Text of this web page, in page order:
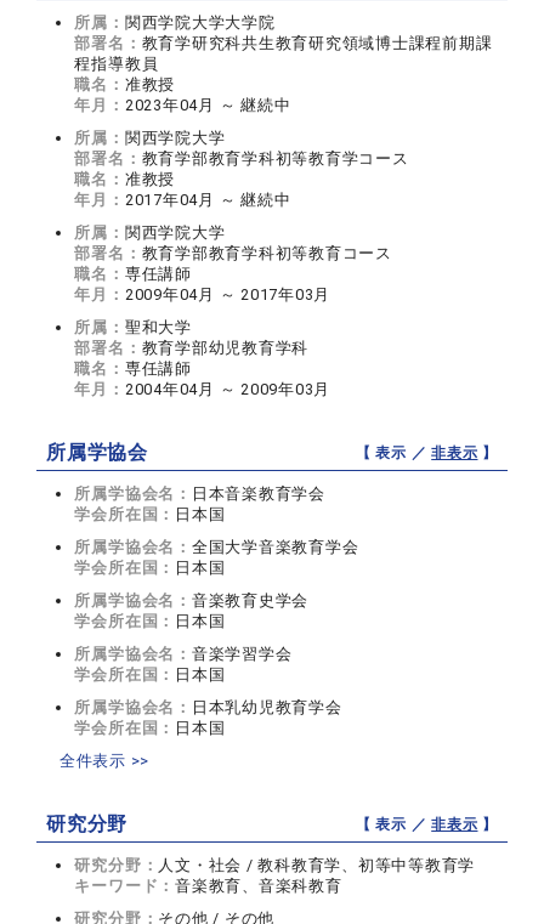
所属： 関西学院大学大学院
部署名： 教育学研究科共生教育研究領域博士課程前期課
程指導教員
職名： 准教授
年月： 2023年04月 ～ 継続中
所属： 関西学院大学
部署名： 教育学部教育学科初等教育学コース
職名： 准教授
年月： 2017年04月 ～ 継続中
所属： 関西学院大学
部署名： 教育学部教育学科初等教育コース
職名： 専任講師
年月： 2009年04月 ～ 2017年03月
所属： 聖和大学
部署名： 教育学部幼児教育学科
職名： 専任講師
年月： 2004年04月 ～ 2009年03月
所属学協会 【 表示 ／非表示 】
所属学協会名： 日本音楽教育学会
学会所在国： 日本国
所属学協会名： 全国大学音楽教育学会
学会所在国： 日本国
所属学協会名： 音楽教育史学会
学会所在国： 日本国
所属学協会名： 音楽学習学会
学会所在国： 日本国
所属学協会名： 日本乳幼児教育学会
学会所在国： 日本国
全件表示 >>
研究分野 【 表示 ／非表示 】
研究分野： 人文・社会 / 教科教育学、初等中等教育学
キーワード：音楽教育、音楽科教育
研究分野： その他 / その他